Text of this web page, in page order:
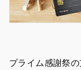
プライム感謝祭